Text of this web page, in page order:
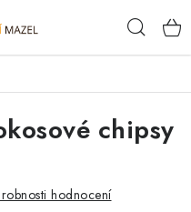
chipsy
hodnocení